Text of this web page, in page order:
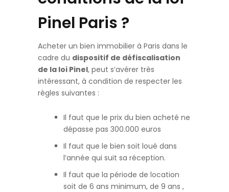
Pinel Paris ?
Acheter un bien immobilier à Paris dans le
cadre du dispositif de défiscalisation
de la loi Pinel, peut s’avérer très
intéressant, à condition de respecter les
règles suivantes :
Il faut que le prix du bien acheté ne
dépasse pas 300.000 euros
Il faut que le bien soit loué dans
l’année qui suit sa réception.
Il faut que la période de location
soit de 6 ans minimum, de 9 ans ,